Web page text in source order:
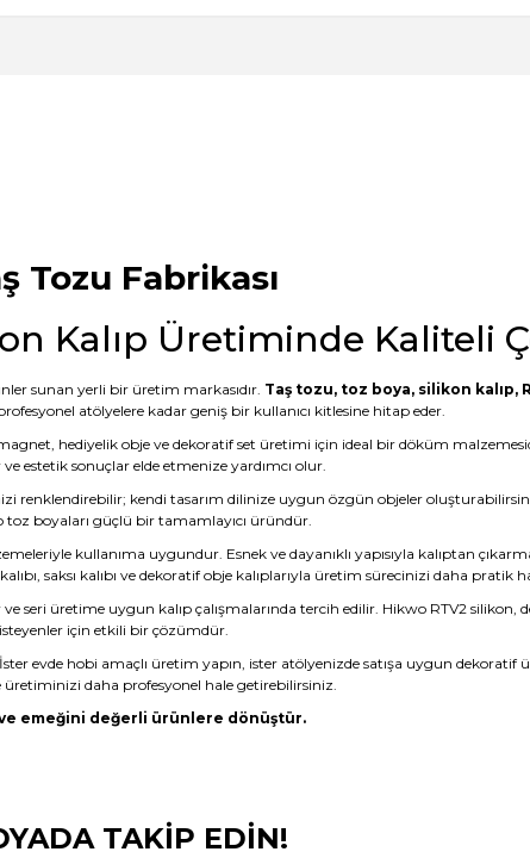
Tozu Fabrikası
Kalıp Üretiminde Kaliteli
sunan yerli bir üretim markasıdır. Taş tozu, toz boya, silikon kalıp,
atölyelere kadar geniş bir kullanıcı kitlesine hitap eder.
hediyelik obje ve dekoratif set üretimi için ideal bir döküm
estetik sonuçlar elde etmenize yardımcı olur.
renklendirebilir; kendi tasarım dilinize uygun özgün objeler
boyaları güçlü bir tamamlayıcı üründür.
kullanıma uygundur. Esnek ve dayanıklı yapısıyla kalıptan
saksı kalıbı ve dekoratif obje kalıplarıyla üretim sürecinizi daha pratik
seri üretime uygun kalıp çalışmalarında tercih edilir. Hikwo RTV2 silikon,
için etkili bir çözümdür.
evde hobi amaçlı üretim yapın, ister atölyenizde satışa uygun dekoratif
üretiminizi daha profesyonel hale getirebilirsiniz.
emeğini değerli ürünlere dönüştür.
TAKİP EDİN!